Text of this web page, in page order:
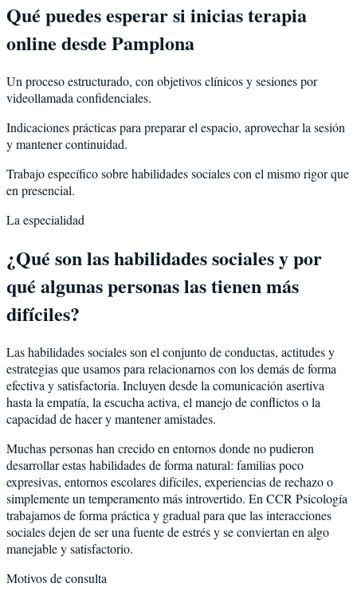
Qué puedes esperar si inicias terapia
online desde Pamplona
Un proceso estructurado, con objetivos clínicos y sesiones por
videollamada confidenciales.
Indicaciones prácticas para preparar el espacio, aprovechar la sesión
y mantener continuidad.
Trabajo específico sobre habilidades sociales con el mismo rigor que
en presencial.
La especialidad
¿Qué son las habilidades sociales y por
qué algunas personas las tienen más
difíciles?
Las habilidades sociales son el conjunto de conductas, actitudes y
estrategias que usamos para relacionarnos con los demás de forma
efectiva y satisfactoria. Incluyen desde la comunicación asertiva
hasta la empatía, la escucha activa, el manejo de conflictos o la
capacidad de hacer y mantener amistades.
Muchas personas han crecido en entornos donde no pudieron
desarrollar estas habilidades de forma natural: familias poco
expresivas, entornos escolares difíciles, experiencias de rechazo o
simplemente un temperamento más introvertido. En CCR Psicología
trabajamos de forma práctica y gradual para que las interacciones
sociales dejen de ser una fuente de estrés y se conviertan en algo
manejable y satisfactorio.
Motivos de consulta